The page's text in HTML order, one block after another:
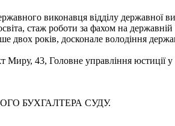
виконавця відділу державної
стаж роботи за фахом на державній
двох років, досконале володіння
43, Головне управління юстиції у
БУХГАЛТЕРА СУДУ.